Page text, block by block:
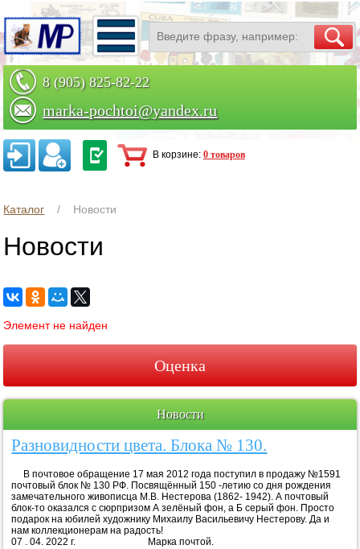
8 (905) 825-82-22
marka-pochtoi@yandex.ru
Заказать по телефону
В корзине: 0 товаров
Каталог Новости
Новости
Элемент не найден
Оценка
Новости
Разновидности цвета. Блока № 130.
В почтовое обращение 17 мая 2012 года поступил в продажу №1591
почтовый блок № 130 РФ. Посвящённый 150 -летию со дня рождения
замечательного живописца М.В. Нестерова (1862- 1942). А почтовый
блок-то оказался с сюрпризом А зелёный фон, а Б серый фон. Просто
подарок на юбилей художнику Михаилу Васильевичу Нестерову. Да и
нам коллекционерам на радость!
07 . 04. 2022 г. Марка почтой.